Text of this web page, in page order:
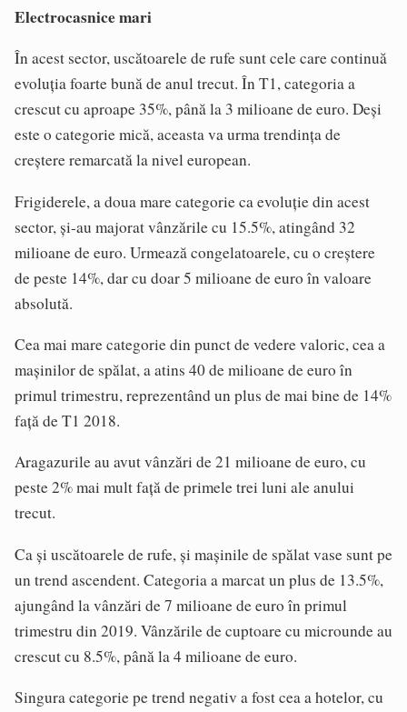
Electrocasnice mari
În acest sector, uscătoarele de rufe sunt cele care continuă
evoluția foarte bună de anul trecut. În T1, categoria a
crescut cu aproape 35%, până la 3 milioane de euro. Deși
este o categorie mică, aceasta va urma trendința de
creștere remarcată la nivel european.
Frigiderele, a doua mare categorie ca evoluție din acest
sector, și-au majorat vânzările cu 15.5%, atingând 32
milioane de euro. Urmează congelatoarele, cu o creștere
de peste 14%, dar cu doar 5 milioane de euro în valoare
absolută.
Cea mai mare categorie din punct de vedere valoric, cea a
mașinilor de spălat, a atins 40 de milioane de euro în
primul trimestru, reprezentând un plus de mai bine de 14%
față de T1 2018.
Aragazurile au avut vânzări de 21 milioane de euro, cu
peste 2% mai mult față de primele trei luni ale anului
trecut.
Ca și uscătoarele de rufe, și mașinile de spălat vase sunt pe
un trend ascendent. Categoria a marcat un plus de 13.5%,
ajungând la vânzări de 7 milioane de euro în primul
trimestru din 2019. Vânzările de cuptoare cu microunde au
crescut cu 8.5%, până la 4 milioane de euro.
Singura categorie pe trend negativ a fost cea a hotelor, cu